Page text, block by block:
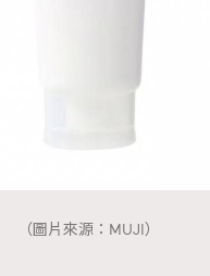
（圖片來源：MUJI）